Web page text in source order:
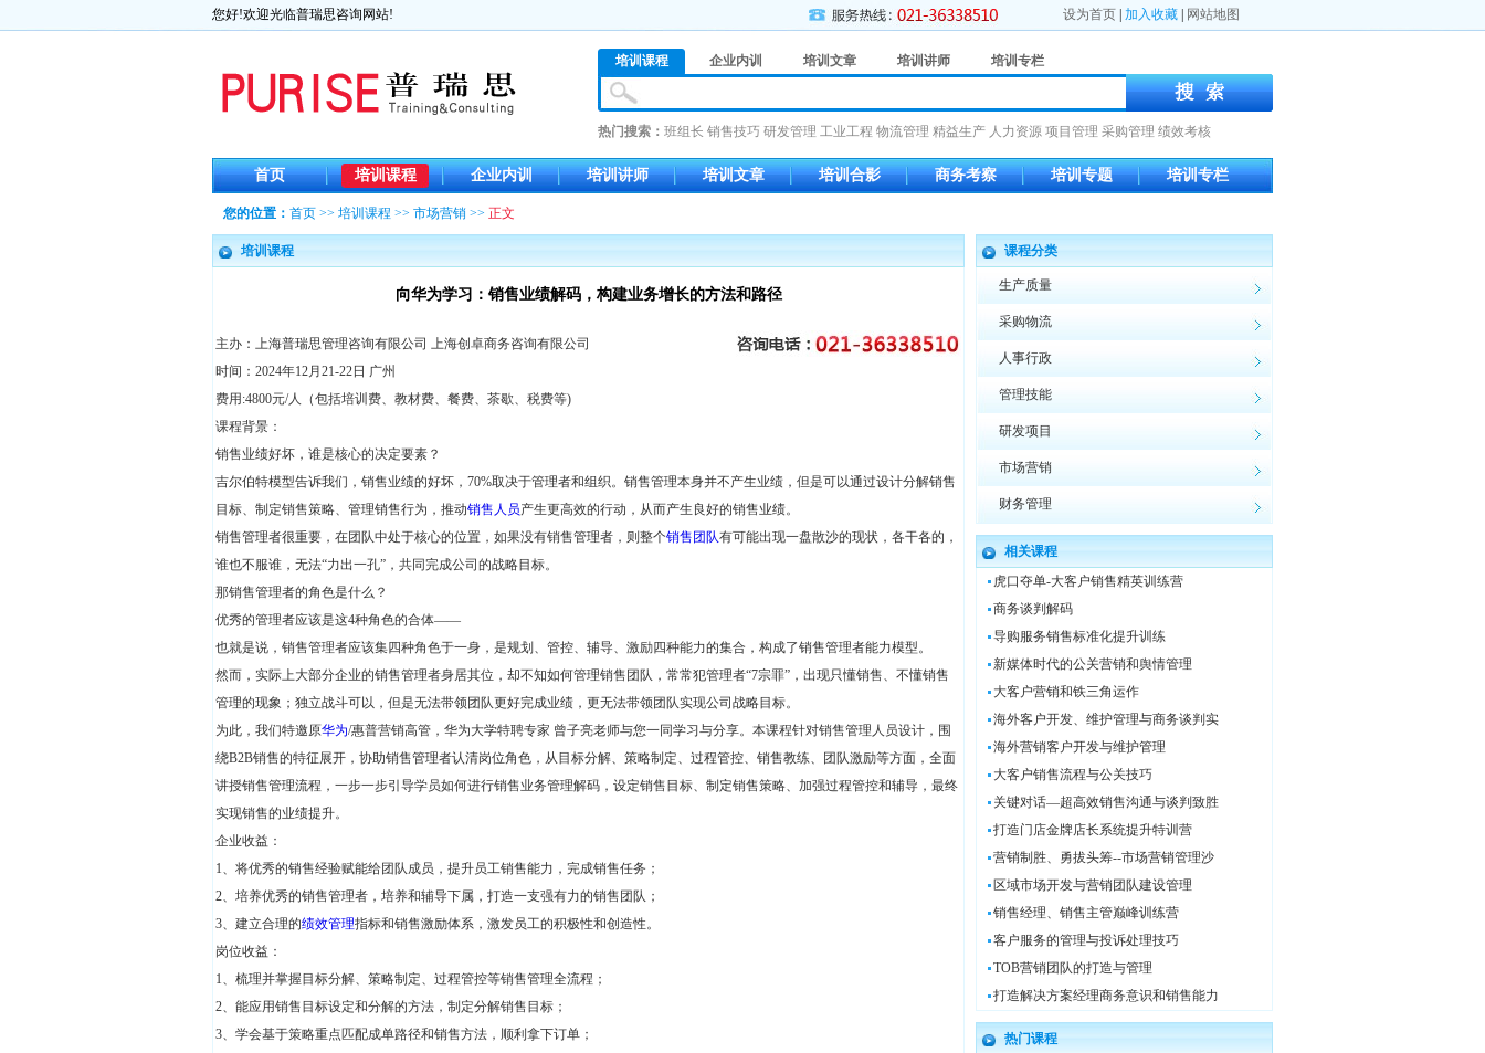
您好!欢迎光临普瑞思咨询网站! 设为首页 加入收藏 网站地图
培训课程 企业内训 培训文章 培训讲师 培训专栏
热门搜索： 班组长 销售技巧 研发管理 工业工程 物流管理 精益生产 人力资源 项目管理 采购管理 绩效考核
首页 培训课程 企业内训 培训讲师 培训文章 培训合影 商务考察 培训专题 培训专栏
您的位置： 首页 >> 培训课程 >> 市场营销 >> 正文
培训课程
向华为学习：销售业绩解码，构建业务增长的方法和路径
主办：上海普瑞思管理咨询有限公司 上海创卓商务咨询有限公司
时间：2024年12月21-22日 广州
费用:4800元/人（包括培训费、教材费、餐费、茶歇、税费等)
课程背景：
销售业绩好坏，谁是核心的决定要素？
吉尔伯特模型告诉我们，销售业绩的好坏，70%取决于管理者和组织。销售管理本身并不产生业绩，但是可以通过设计分解销售
目标、制定销售策略、管理销售行为，推动销售人员产生更高效的行动，从而产生良好的销售业绩。
销售管理者很重要，在团队中处于核心的位置，如果没有销售管理者，则整个销售团队有可能出现一盘散沙的现状，各干各的，
谁也不服谁，无法“力出一孔”，共同完成公司的战略目标。
那销售管理者的角色是什么？
优秀的管理者应该是这4种角色的合体——
也就是说，销售管理者应该集四种角色于一身，是规划、管控、辅导、激励四种能力的集合，构成了销售管理者能力模型。
然而，实际上大部分企业的销售管理者身居其位，却不知如何管理销售团队，常常犯管理者“7宗罪”，出现只懂销售、不懂销售
管理的现象；独立战斗可以，但是无法带领团队更好完成业绩，更无法带领团队实现公司战略目标。
为此，我们特邀原华为/惠普营销高管，华为大学特聘专家 曾子亮老师与您一同学习与分享。本课程针对销售管理人员设计，围
绕B2B销售的特征展开，协助销售管理者认清岗位角色，从目标分解、策略制定、过程管控、销售教练、团队激励等方面，全面
讲授销售管理流程，一步一步引导学员如何进行销售业务管理解码，设定销售目标、制定销售策略、加强过程管控和辅导，最终
实现销售的业绩提升。
企业收益：
1、将优秀的销售经验赋能给团队成员，提升员工销售能力，完成销售任务；
2、培养优秀的销售管理者，培养和辅导下属，打造一支强有力的销售团队；
3、建立合理的绩效管理指标和销售激励体系，激发员工的积极性和创造性。
岗位收益：
1、梳理并掌握目标分解、策略制定、过程管控等销售管理全流程；
2、能应用销售目标设定和分解的方法，制定分解销售目标；
3、学会基于策略重点匹配成单路径和销售方法，顺利拿下订单；
课程分类
生产质量
采购物流
人事行政
管理技能
研发项目
市场营销
财务管理
相关课程
虎口夺单-大客户销售精英训练营
商务谈判解码
导购服务销售标准化提升训练
新媒体时代的公关营销和舆情管理
大客户营销和铁三角运作
海外客户开发、维护管理与商务谈判实
海外营销客户开发与维护管理
大客户销售流程与公关技巧
关键对话—超高效销售沟通与谈判致胜
打造门店金牌店长系统提升特训营
营销制胜、勇拔头筹--市场营销管理沙
区域市场开发与营销团队建设管理
销售经理、销售主管巅峰训练营
客户服务的管理与投诉处理技巧
TOB营销团队的打造与管理
打造解决方案经理商务意识和销售能力
热门课程